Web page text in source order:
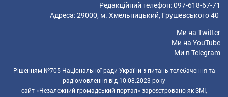
Редакційний телефон: 097-618-67-71
Адреса: 29000, м. Хмельницький, Грушевського 40
Ми на Twitter
Ми на YouTube
Ми вTelegram
Рішенням №705 Національної ради України з питань телебачення та
радіомовлення від 10.08.2023 року
сайт «Незалежний громадський портал» зареєстровано як ЗМІ,